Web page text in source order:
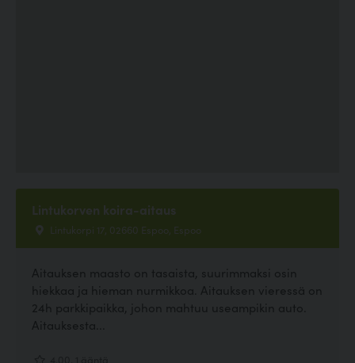
Lintukorven koira-aitaus
Lintukorpi 17, 02660 Espoo, Espoo
Aitauksen maasto on tasaista, suurimmaksi osin
hiekkaa ja hieman nurmikkoa. Aitauksen vieressä on
24h parkkipaikka, johon mahtuu useampikin auto.
Aitauksesta...